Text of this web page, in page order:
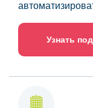
Узнать